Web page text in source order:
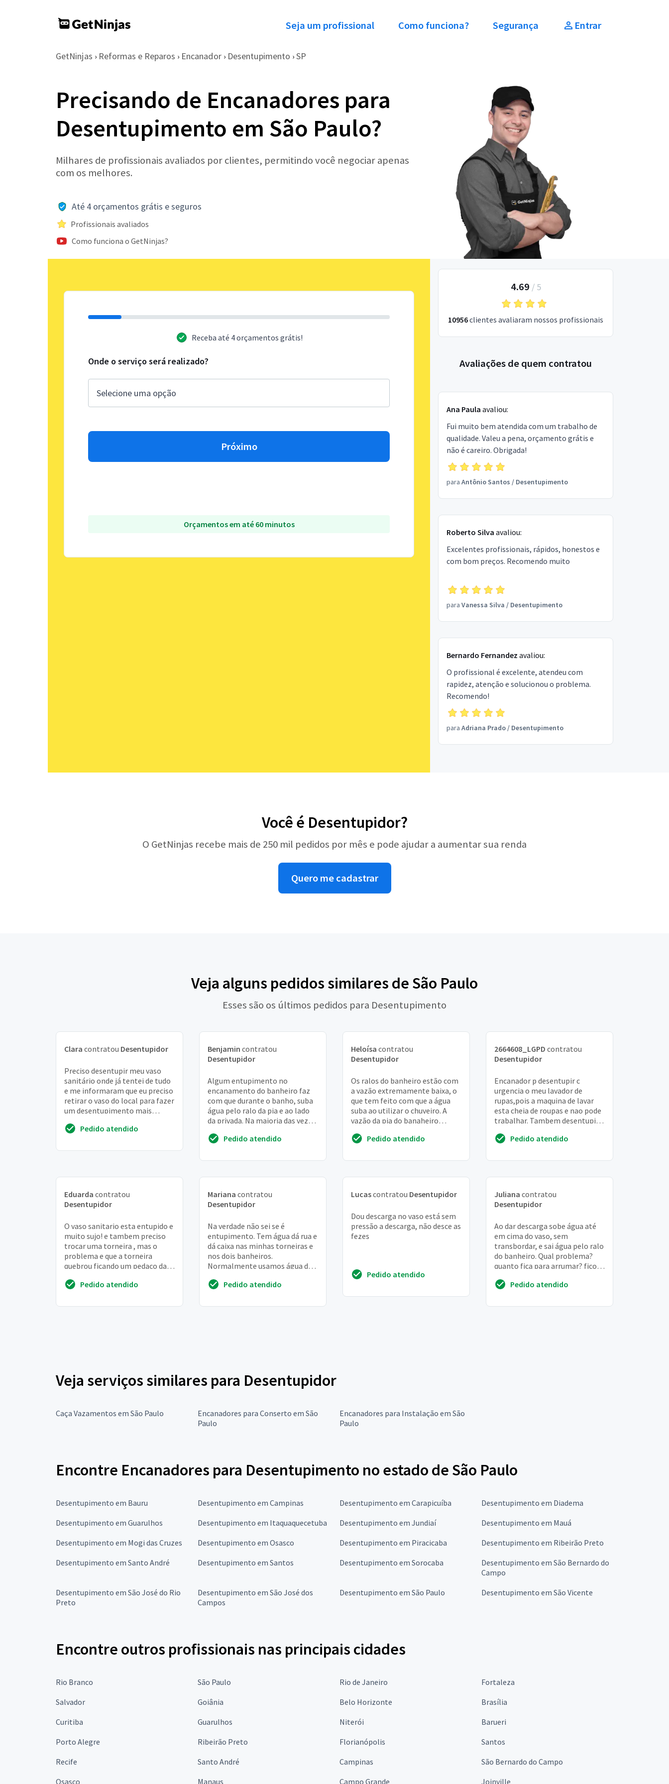
Seja um profissional Como funciona? Segurança Entrar
GetNinjas › Reformas e Reparos › Encanador › Desentupimento › SP
Precisando de Encanadores para
Desentupimento em São Paulo?
Milhares de profissionais avaliados por clientes, permitindo você negociar apenas
com os melhores.
Até 4 orçamentos grátis e seguros
Profissionais avaliados
Como funciona o GetNinjas?
Receba até 4 orçamentos grátis!
Onde o serviço será realizado?
Próximo
Orçamentos em até 60 minutos
4.69 / 5
10956clientes avaliaram nossos profissionais
Avaliações de quem contratou
Ana Paula avaliou:
Fui muito bem atendida com um trabalho de
qualidade. Valeu a pena, orçamento grátis e
não é careiro. Obrigada!
para Antônio Santos / Desentupimento
Roberto Silva avaliou:
Excelentes profissionais, rápidos, honestos e
com bom preços. Recomendo muito
para Vanessa Silva / Desentupimento
Bernardo Fernandez avaliou:
O profissional é excelente, atendeu com
rapidez, atenção e solucionou o problema.
Recomendo!
para Adriana Prado/ Desentupimento
Você é Desentupidor?
O GetNinjas recebe mais de 250 mil pedidos por mês e pode ajudar a aumentar sua renda
Quero me cadastrar
Veja alguns pedidos similares de São Paulo
Esses são os últimos pedidos para Desentupimento
Clara contratou Desentupidor
Preciso desentupir meu vaso
sanitário onde já tentei de tudo
e me informaram que eu preciso
retirar o vaso do local para fazer
um desentupimento mais
conecta...Pedido atendido
Benjamin contratou
Desentupidor
Algum entupimento no
encanamento do banheiro faz
com que durante o banho, suba
água pelo ralo da pia e ao lado
da privada. Na maioria das vezes
mas depois fa...
Pedido atendido
Heloísa contratou
Desentupidor
Os ralos do banheiro estão com
a vazão extremamente baixa, o
que tem feito com que a água
suba ao utilizar o chuveiro. A
vazão da pia do banaheiro
Pedido atendido
2664608_LGPD contratou
Desentupidor
Encanador p desentupir c
urgencia o meu lavador de
rupas,pois a maquina de lavar
esta cheia de roupas e nao pode
trabalhar. Tambem desentupir a
Pedido atendido
Eduarda contratou
Desentupidor
O vaso sanitario esta entupido e
muito sujo! e tambem preciso
trocar uma torneira , mas o
problema e que a torneira
quebrou ficando um pedaco da
Pedido atendido
Mariana contratou
Desentupidor
Na verdade não sei se é
entupimento. Tem água dá rua e
dá caixa nas minhas torneiras e
nos dois banheiros.
Normalmente usamos água dá
dá caixa. Acontece que n...
Pedido atendido
Lucascontratou Desentupidor
Dou descarga no vaso está sem
pressão a descarga, não desce as
fezes
Pedido atendido
Juliana contratou
Desentupidor
Ao dar descarga sobe água até
em cima do vaso, sem
transbordar, e sai água pelo ralo
do banheiro. Qual problema?
quanto fica para arrumar? fico
Pedido atendido
Veja serviços similares para Desentupidor
Caça Vazamentos em São Paulo
Encanadores para Conserto em São
Paulo
Encanadores para Instalação em São
Paulo
Encontre Encanadores para Desentupimento no estado de São Paulo
Desentupimento em Bauru Desentupimento em Campinas Desentupimento em Carapicuíba
Desentupimento em Diadema
Desentupimento em Guarulhos
Desentupimento em Itaquaquecetuba Desentupimento em Jundiaí
Desentupimento em Mauá
Desentupimento em Mogi das Cruzes
Desentupimento em Osasco Desentupimento em Piracicaba
Desentupimento em Ribeirão Preto
Desentupimento em Santo André
Desentupimento em Santos Desentupimento em Sorocaba
Desentupimento em São Bernardo do
Campo
Desentupimento em São José do Rio
Preto
Desentupimento em São José dos
Campos
Desentupimento em São Paulo Desentupimento em São Vicente
Encontre outros profissionais nas principais cidades
Rio Branco São Paulo Rio de Janeiro
Fortaleza
Salvador
Goiânia Belo Horizonte
Brasília
Curitiba
Guarulhos Niterói
Barueri
Porto Alegre
Ribeirão Preto Florianópolis
Santos
Recife
Santo André Campinas
São Bernardo do Campo
Osasco
Manaus Campo Grande Joinville